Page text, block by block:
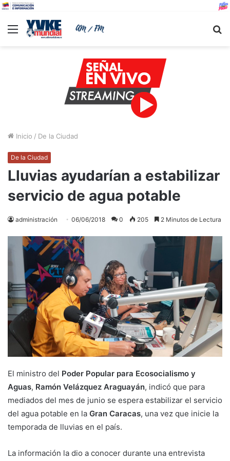
Menu
Inicio / De la Ciudad
De la Ciudad
Lluvias ayudarían a estabilizar
servicio de agua potable
administración 06/06/2018 0 205 2 Minutos de Lectura
El ministro del Poder Popular para Ecosocialismo y
Aguas, Ramón Velázquez Araguayán, indicó que para
mediados del mes de junio se espera estabilizar el servicio
del agua potable en la Gran Caracas, una vez que inicie la
temporada de lluvias en el país.
La información la dio a conocer durante una entrevista